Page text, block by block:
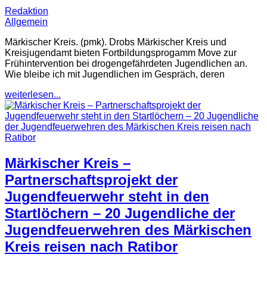
Redaktion
Allgemein
Märkischer Kreis. (pmk). Drobs Märkischer Kreis und
Kreisjugendamt bieten Fortbildungsprogamm Move zur
Frühintervention bei drogengefährdeten Jugendlichen an.
Wie bleibe ich mit Jugendlichen im Gespräch, deren
weiterlesen...
Märkischer Kreis –
Partnerschaftsprojekt der
Jugendfeuerwehr steht in den
Startlöchern – 20 Jugendliche der
Jugendfeuerwehren des Märkischen
Kreis reisen nach Ratibor